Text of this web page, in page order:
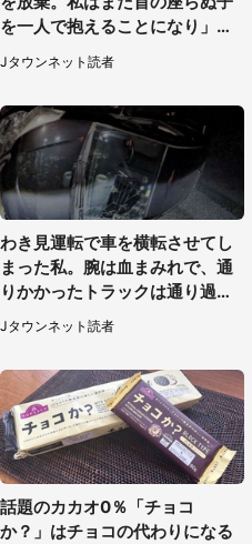
を一人で抱えることになり」
（岩手県・40代女性）
Jタウンネット読者
わき見運転で車を横転させてし
まった私。腕は血まみれで、通
りかかったトラックは通り過ぎ
ていき...（福岡県・30代女性）
Jタウンネット読者
話題のカカオ0％「チョコ
か？」はチョコの代わりになる